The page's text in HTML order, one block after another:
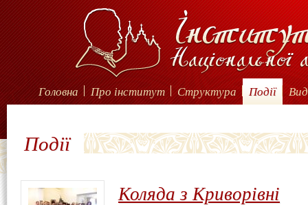
Головна Про інститут Структура Події
Події
Коляда з Криворівні